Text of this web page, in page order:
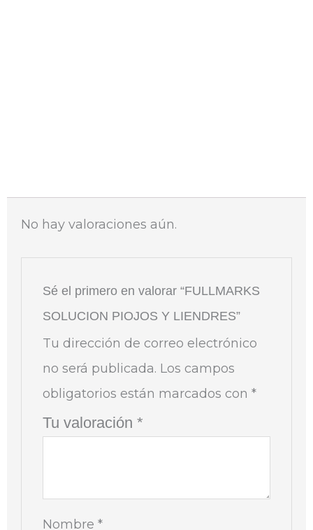
No hay valoraciones aún.
Sé el primero en valorar “FULLMARKS
SOLUCION PIOJOS Y LIENDRES”
Tu dirección de correo electrónico
no será publicada. Los campos
obligatorios están marcados con*
Tu valoración*
Nombre*